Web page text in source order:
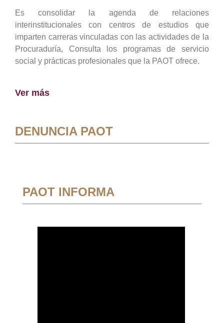
Es consolidar la agenda de relaciones
interinstitucionales con centros de estudios que
imparten carreras vinculadas con las actividades de la
Procuraduría, Consulta los programas de servicio
social y prácticas profesionales que la PAOT ofrece.
Ver más
DENUNCIA PAOT
PAOT INFORMA